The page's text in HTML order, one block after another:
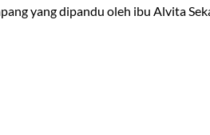
yang dipandu oleh ibu Alvita